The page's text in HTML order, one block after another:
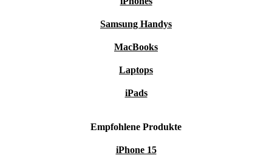
Samsung Handys
MacBooks
Laptops
iPads
Empfohlene Produkte
iPhone 15